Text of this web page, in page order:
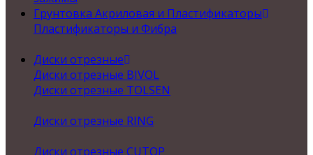
Грунтовка Акриловая и Пластификаторы
Пластификаторы и Фибра
Диски отрезные
Диски отрезные BIVOL
Диски отрезные TOLSEN
Диски отрезные RING
Диски отрезные CUTOP